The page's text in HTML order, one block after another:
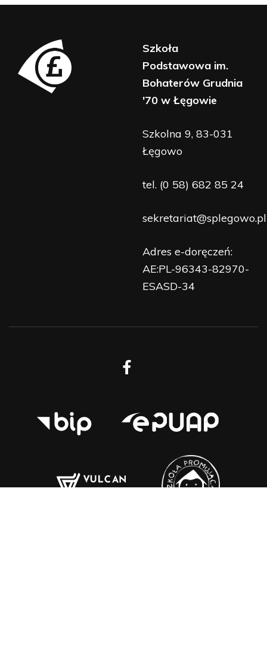
Szkoła
Podstawowa im.
Bohaterów Grudnia
'70 w Łęgowie
Szkolna 9, 83-031
Łęgowo
tel. (0 58) 682 85 24
sekretariat@splegowo.pl
Adres e-doręczeń:
AE:PL-96343-82970-
ESASD-34